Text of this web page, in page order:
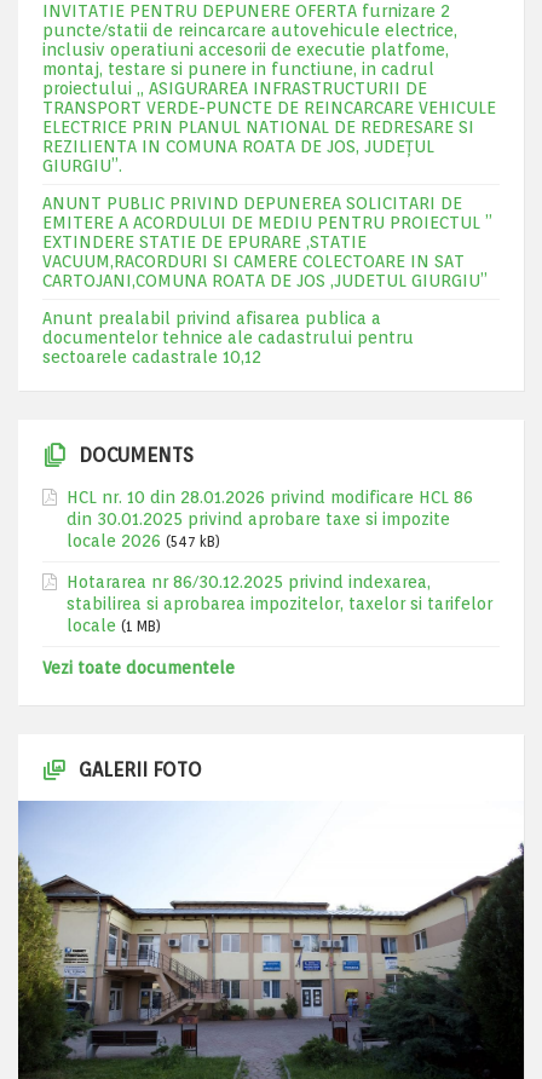
INVITATIE PENTRU DEPUNERE OFERTA furnizare 2
puncte/statii de reincarcare autovehicule electrice,
inclusiv operatiuni accesorii de executie platfome,
montaj, testare si punere in functiune, in cadrul
proiectului „ ASIGURAREA INFRASTRUCTURII DE
TRANSPORT VERDE-PUNCTE DE REINCARCARE VEHICULE
ELECTRICE PRIN PLANUL NATIONAL DE REDRESARE SI
REZILIENTA IN COMUNA ROATA DE JOS, JUDEŢUL
GIURGIU”.
ANUNT PUBLIC PRIVIND DEPUNEREA SOLICITARI DE
EMITERE A ACORDULUI DE MEDIU PENTRU PROIECTUL ”
EXTINDERE STATIE DE EPURARE ,STATIE
VACUUM,RACORDURI SI CAMERE COLECTOARE IN SAT
CARTOJANI,COMUNA ROATA DE JOS ,JUDETUL GIURGIU”
Anunt prealabil privind afisarea publica a
documentelor tehnice ale cadastrului pentru
sectoarele cadastrale 10,12
DOCUMENTS
HCL nr. 10 din 28.01.2026 privind modificare HCL 86
din 30.01.2025 privind aprobare taxe si impozite
locale 2026 (547 kB)
Hotararea nr 86/30.12.2025 privind indexarea,
stabilirea si aprobarea impozitelor, taxelor si tarifelor
locale (1 MB)
Vezi toate documentele
GALERII FOTO